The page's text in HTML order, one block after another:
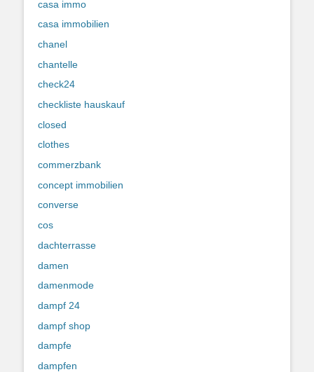
casa immo
casa immobilien
chanel
chantelle
check24
checkliste hauskauf
closed
clothes
commerzbank
concept immobilien
converse
cos
dachterrasse
damen
damenmode
dampf 24
dampf shop
dampfe
dampfen